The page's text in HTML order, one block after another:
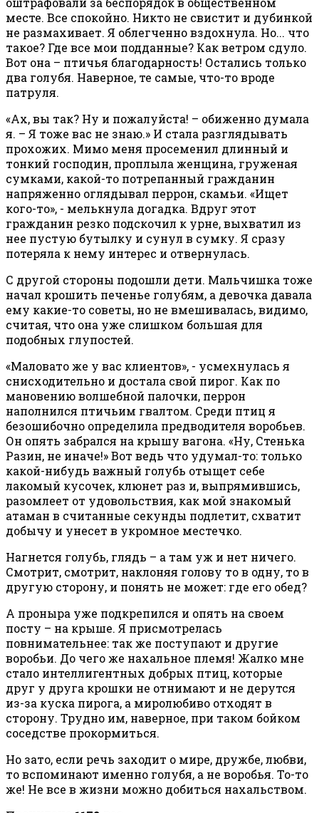
месте. Все спокойно. Никто не свистит и дубинкой
не размахивает. Я облегченно вздохнула. Но... что
такое? Где все мои подданные? Как ветром сдуло.
Вот она – птичья благодарность! Остались только
два голубя. Наверное, те самые, что-то вроде
патруля.
«Ах, вы так? Ну и пожалуйста! – обиженно думала
я. – Я тоже вас не знаю.» И стала разглядывать
прохожих. Мимо меня просеменил длинный и
тонкий господин, проплыла женщина, груженая
сумками, какой-то потрепанный гражданин
напряженно оглядывал перрон, скамьи. «Ищет
кого-то», - мелькнула догадка. Вдруг этот
гражданин резко подскочил к урне, выхватил из
нее пустую бутылку и сунул в сумку. Я сразу
потеряла к нему интерес и отвернулась.
С другой стороны подошли дети. Мальчишка тоже
начал крошить печенье голубям, а девочка давала
ему какие-то советы, но не вмешивалась, видимо,
считая, что она уже слишком большая для
подобных глупостей.
«Маловато же у вас клиентов», - усмехнулась я
снисходительно и достала свой пирог. Как по
мановению волшебной палочки, перрон
наполнился птичьим гвалтом. Среди птиц я
безошибочно определила предводителя воробьев.
Он опять забрался на крышу вагона. «Ну, Стенька
Разин, не иначе!» Вот ведь что удумал-то: только
какой-нибудь важный голубь отыщет себе
лакомый кусочек, клюнет раз и, выпрямившись,
разомлеет от удовольствия, как мой знакомый
атаман в считанные секунды подлетит, схватит
добычу и унесет в укромное местечко.
Нагнется голубь, глядь – а там уж и нет ничего.
Смотрит, смотрит, наклоняя голову то в одну, то в
другую сторону, и понять не может: где его обед?
А проныра уже подкрепился и опять на своем
посту – на крыше. Я присмотрелась
повнимательнее: так же поступают и другие
воробьи. До чего же нахальное племя! Жалко мне
стало интеллигентных добрых птиц, которые
друг у друга крошки не отнимают и не дерутся
из-за куска пирога, а миролюбиво отходят в
сторону. Трудно им, наверное, при таком бойком
соседстве прокормиться.
Но зато, если речь заходит о мире, дружбе, любви,
то вспоминают именно голубя, а не воробья. То-то
же! Не все в жизни можно добиться нахальством.